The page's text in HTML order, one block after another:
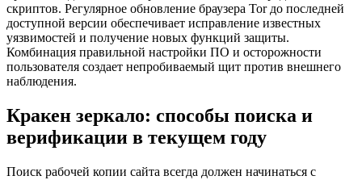
скриптов. Регулярное обновление браузера Tor до последней
доступной версии обеспечивает исправление известных
уязвимостей и получение новых функций защиты.
Комбинация правильной настройки ПО и осторожности
пользователя создает непробиваемый щит против внешнего
наблюдения.
Кракен зеркало: способы поиска и
верификации в текущем году
Поиск рабочей копии сайта всегда должен начинаться с